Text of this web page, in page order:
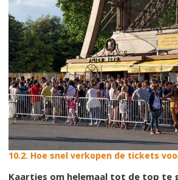
10.2. Hoe snel verkopen de tickets
Kaartjes om helemaal tot de top te